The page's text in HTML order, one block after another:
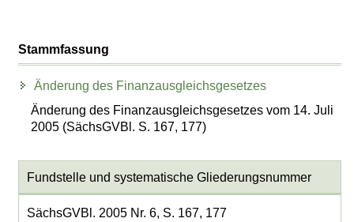
Stammfassung
Änderung des Finanzausgleichsgesetzes
Änderung des Finanzausgleichsgesetzes vom 14. Juli
2005 (SächsGVBl. S. 167, 177)
Fundstelle und systematische Gliederungsnummer
SächsGVBl. 2005 Nr. 6, S. 167, 177